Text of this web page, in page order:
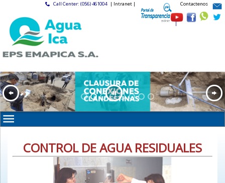
Call Center: (056) 461004 | Intranet |
|
Contactenos
CONTROL DE AGUA RESIDUALES